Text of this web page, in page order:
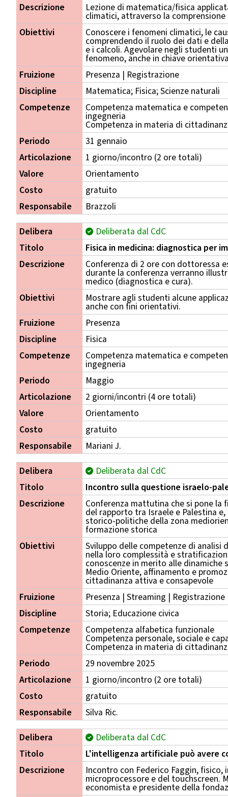
Descrizione
Lezione di matematica/fisica
climatici, attraverso la
Obiettivi
Conoscere i fenomeni climatici, le
comprendendo il ruolo dei dati e
e i calcoli. Agevolare negli studenti
fenomeno, anche in chiave
Fruizione
Presenza | Registrazione
Discipline
Matematica; Fisica; Scienze naturali
Competenze
Competenza matematica e
ingegneria
Competenza in materia di
Periodo
31 gennaio
Articolazione
1 giorno/incontro (2 ore totali)
Valore
Orientamento
Costo
gratuito
Responsabile
Brazzoli
Delibera
Deliberata dal CdC
Titolo
Fisica in medicina: diagnostica per
Descrizione
Conferenza di 2 ore con dottoressa
durante la conferenza verranno
medico (diagnostica e cura).
Obiettivi
Mostrare agli studenti alcune
anche con fini orientativi.
Fruizione
Presenza
Discipline
Fisica
Competenze
Competenza matematica e
ingegneria
Periodo
Maggio
Articolazione
2 giorni/incontri (4 ore totali)
Valore
Orientamento
Costo
gratuito
Responsabile
Mariani J.
Delibera
Deliberata dal CdC
Titolo
Incontro sulla questione israelo-
Descrizione
Conferenza mattutina che si pone
del rapporto tra Israele e Palestina
storico-politiche della zona
formazione storica
Obiettivi
Sviluppo delle competenze di
nella loro complessità e
conoscenze in merito alle
Medio Oriente, affinamento e
cittadinanza attiva e consapevole
Fruizione
Presenza | Streaming | Registrazione
Discipline
Storia; Educazione civica
Competenze
Competenza alfabetica funzionale
Competenza personale, sociale e
Competenza in materia di
Periodo
29 novembre 2025
Articolazione
1 giorno/incontro (2 ore totali)
Costo
gratuito
Responsabile
Silva Ric.
Delibera
Deliberata dal CdC
Titolo
L'intelligenza artificiale può avere
Descrizione
Incontro con Federico Faggin,
microprocessore e del touchscreen.
economista e presidente della